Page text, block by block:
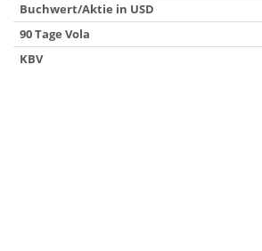
Buchwert/Aktie in USD
90 Tage Vola
KBV